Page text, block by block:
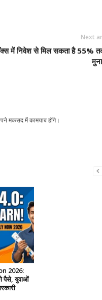
Next
में निवेश से मिल सकता है 55%
मकसद में कामयाब होंगे।
2026:
पैसे, युवाओं